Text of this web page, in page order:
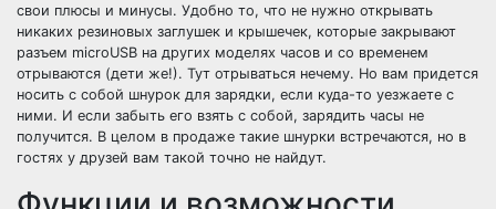
свои плюсы и минусы. Удобно то, что не нужно открывать
никаких резиновых заглушек и крышечек, которые закрывают
разъем microUSB на других моделях часов и со временем
отрываются (дети же!). Тут отрываться нечему. Но вам придется
носить с собой шнурок для зарядки, если куда-то уезжаете с
ними. И если забыть его взять с собой, зарядить часы не
получится. В целом в продаже такие шнурки встречаются, но в
гостях у друзей вам такой точно не найдут.